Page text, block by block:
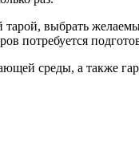
выбрать
потребуется
среды, а также